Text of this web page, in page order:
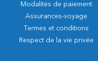
Modalités de paiement
Assurances-voyage
Termes et conditions
Respect de la vie privée